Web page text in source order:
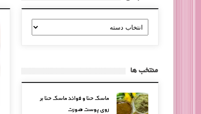
دسته
بندی
منتخب ها
ماسک حنا و فوائد ماسک حنا بر
روی پوست صورت